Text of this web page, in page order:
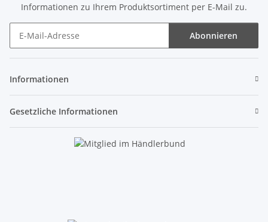
Informationen zu Ihrem Produktsortiment per E-Mail zu.
Abonnieren
Informationen
Gesetzliche Informationen